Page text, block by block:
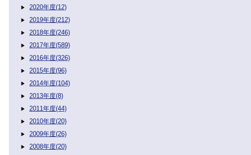
2020年度(12)
2019年度(212)
2018年度(246)
2017年度(589)
2016年度(326)
2015年度(96)
2014年度(104)
2013年度(8)
2011年度(44)
2010年度(20)
2009年度(26)
2008年度(20)